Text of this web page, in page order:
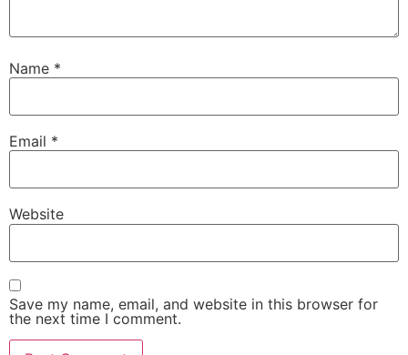
Name *
Email *
Website
Save my name, email, and website in this browser for
the next time I comment.